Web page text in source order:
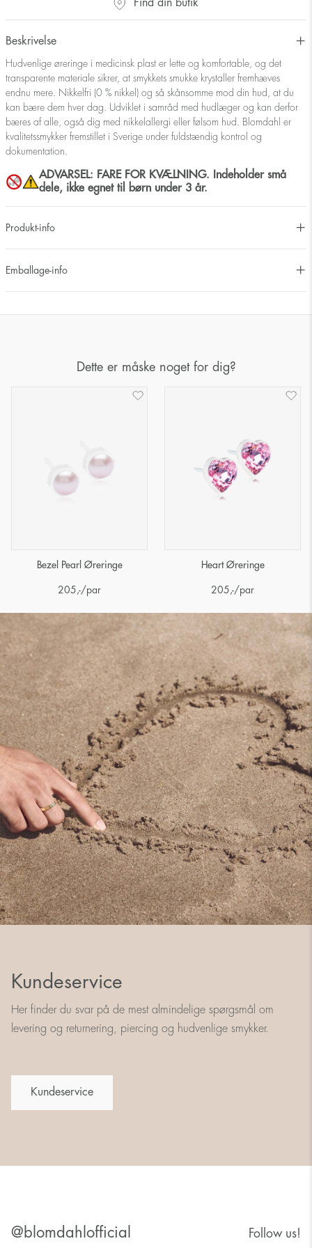
Find din butik
Beskrivelse
Hudvenlige øreringe i medicinsk plast er lette og komfortable, og det
transparente materiale sikrer, at smykkets smukke krystaller fremhæves
endnu mere. Nikkelfri (0 % nikkel) og så skånsomme mod din hud, at du
kan bære dem hver dag. Udviklet i samråd med hudlæger og kan derfor
bæres af alle, også dig med nikkelallergi eller følsom hud. Blomdahl er
kvalitetssmykker fremstillet i Sverige under fuldstændig kontrol og
dokumentation.
ADVARSEL: FARE FOR KVÆLNING. Indeholder små
dele, ikke egnet til børn under 3 år.
Produkt-info
Emballage-info
Dette er måske noget for dig?
Bezel Pearl Øreringe
205 ,-/par
Heart Øreringe
205 ,-/par
Kundeservice
Her finder du svar på de mest almindelige spørgsmål om
levering og returnering, piercing og hudvenlige smykker.
Kundeservice
@blomdahlofficial Follow us!